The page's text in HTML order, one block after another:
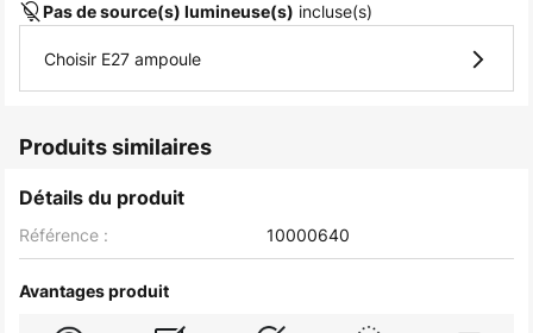
Pas de source(s) lumineuse(s) incluse(s)
Choisir E27 ampoule
Produits similaires
Détails du produit
Référence : 10000640
Avantages produit